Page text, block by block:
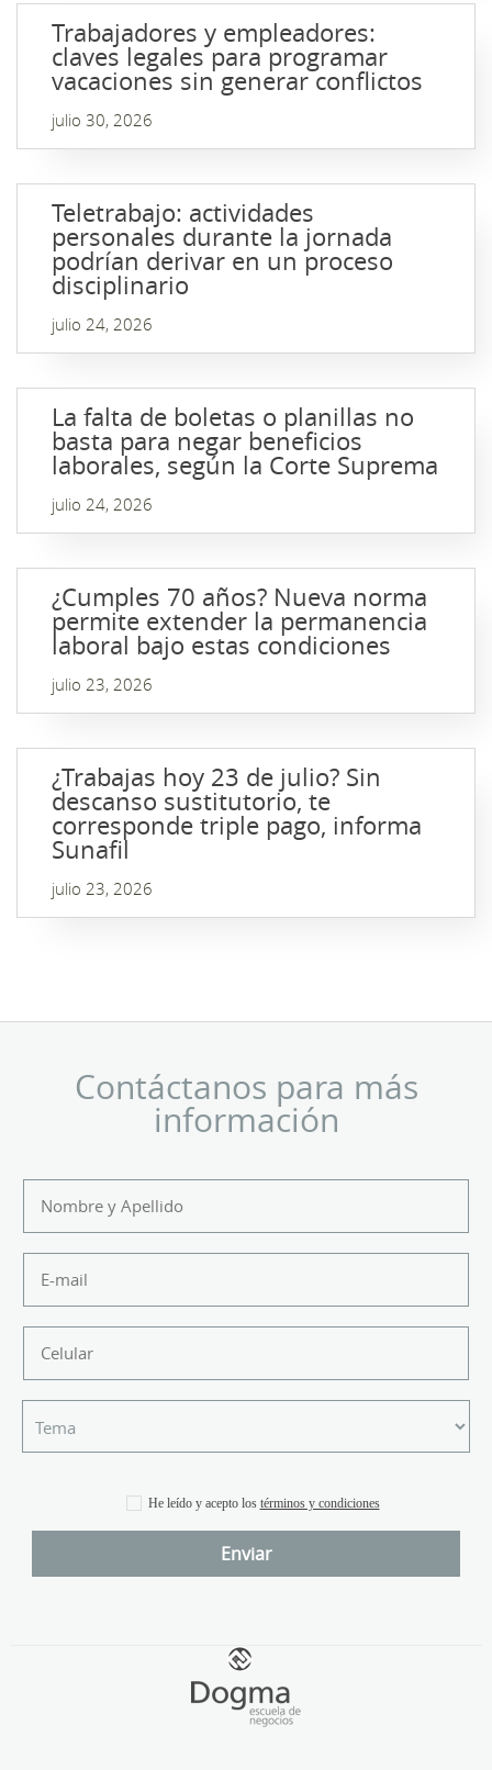
Trabajadores y empleadores:
claves legales para programar
vacaciones sin generar conflictos
julio 30, 2026
Teletrabajo: actividades
personales durante la jornada
podrían derivar en un proceso
disciplinario
julio 24, 2026
La falta de boletas o planillas no
basta para negar beneficios
laborales, según la Corte Suprema
julio 24, 2026
¿Cumples 70 años? Nueva norma
permite extender la permanencia
laboral bajo estas condiciones
julio 23, 2026
¿Trabajas hoy 23 de julio? Sin
descanso sustitutorio, te
corresponde triple pago, informa
Sunafil
julio 23, 2026
Contáctanos para más
información
He leído y acepto los términos y condiciones